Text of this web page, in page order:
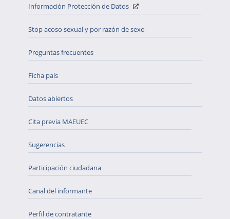
Información Protección de Datos
Stop acoso sexual y por razón de sexo
Preguntas frecuentes
Ficha país
Datos abiertos
Cita previa MAEUEC
Sugerencias
Participación ciudadana
Canal del informante
Perfil de contratante